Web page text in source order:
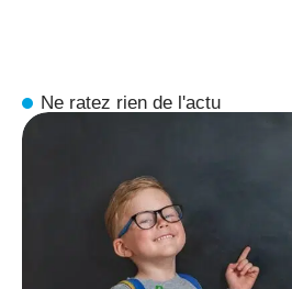
Ne ratez rien de l'actu